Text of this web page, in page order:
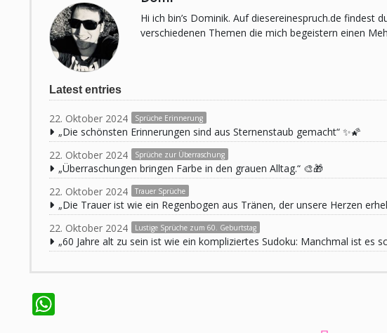
Hi ich bin’s Dominik. Auf diesereinespruch.de
verschiedenen Themen die mich begeistern einen
Latest entries
22. Oktober 2024 Sprüche Erinnerung
„Die schönsten Erinnerungen sind aus Sternenstaub gemacht“ ✨🌠
22. Oktober 2024
Sprüche zur Überraschung
„Überraschungen bringen Farbe in den grauen Alltag.“ 🎨🎁
22. Oktober 2024
Trauer Sprüche
„Die Trauer ist wie ein Regenbogen aus Tränen, der unsere Herzen
22. Oktober 2024
Lustige Sprüche zum 60. Geburtstag
„60 Jahre alt zu sein ist wie ein kompliziertes Sudoku: Manchmal ist es